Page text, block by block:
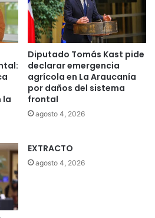
la
Diputado Tomás Kast pide
declarar emergencia
agrícola en La Araucanía
por daños del sistema
frontal
agosto 4, 2026
EXTRACTO
agosto 4, 2026